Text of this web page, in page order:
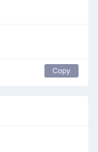
Copy